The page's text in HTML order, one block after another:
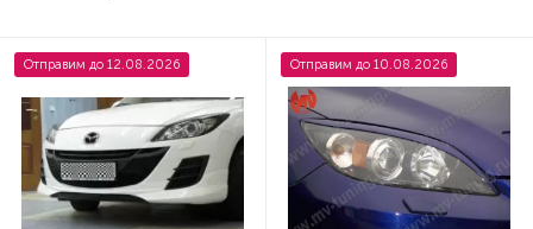
Отправим до 12.08.2026 Отправим до 10.08.2026